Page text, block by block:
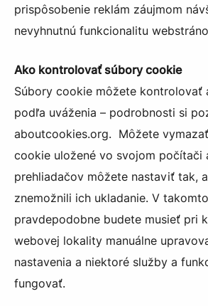
prispôsobenie reklám záujmom
nevyhnutnú funkcionalitu
Ako kontrolovať súbory cookie
Súbory cookie môžete kontrolovať
podľa uváženia – podrobnosti si
aboutcookies.org. Môžete
cookie uložené vo svojom počítači
prehliadačov môžete nastaviť tak,
znemožnili ich ukladanie. V
pravdepodobne budete musieť pri
webovej lokality manuálne
nastavenia a niektoré služby a
fungovať.